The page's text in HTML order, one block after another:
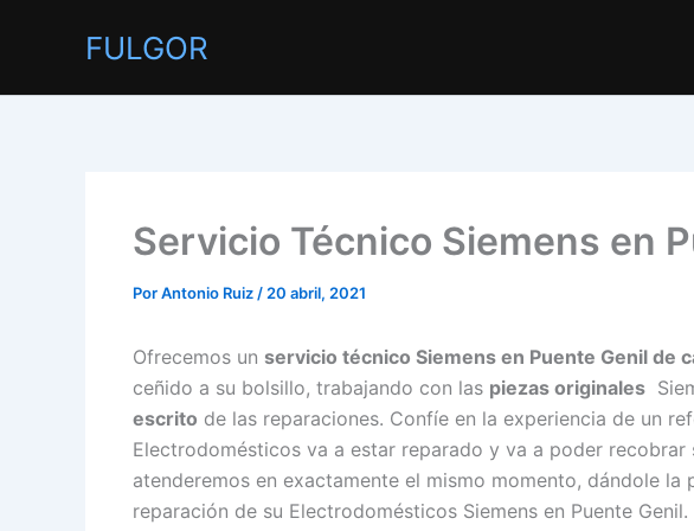
FULGOR
Servicio Técnico Siemens en
PorAntonio Ruiz / 20 abril, 2021
Ofrecemos un servicio técnico Siemens en Puente Genil de
ceñido a su bolsillo, trabajando con las piezas originales
escrito de las reparaciones. Confíe en la experiencia de un
Electrodomésticos va a estar reparado y va a poder recobrar
atenderemos en exactamente el mismo momento, dándole la
reparación de su Electrodomésticos Siemens en Puente Genil.